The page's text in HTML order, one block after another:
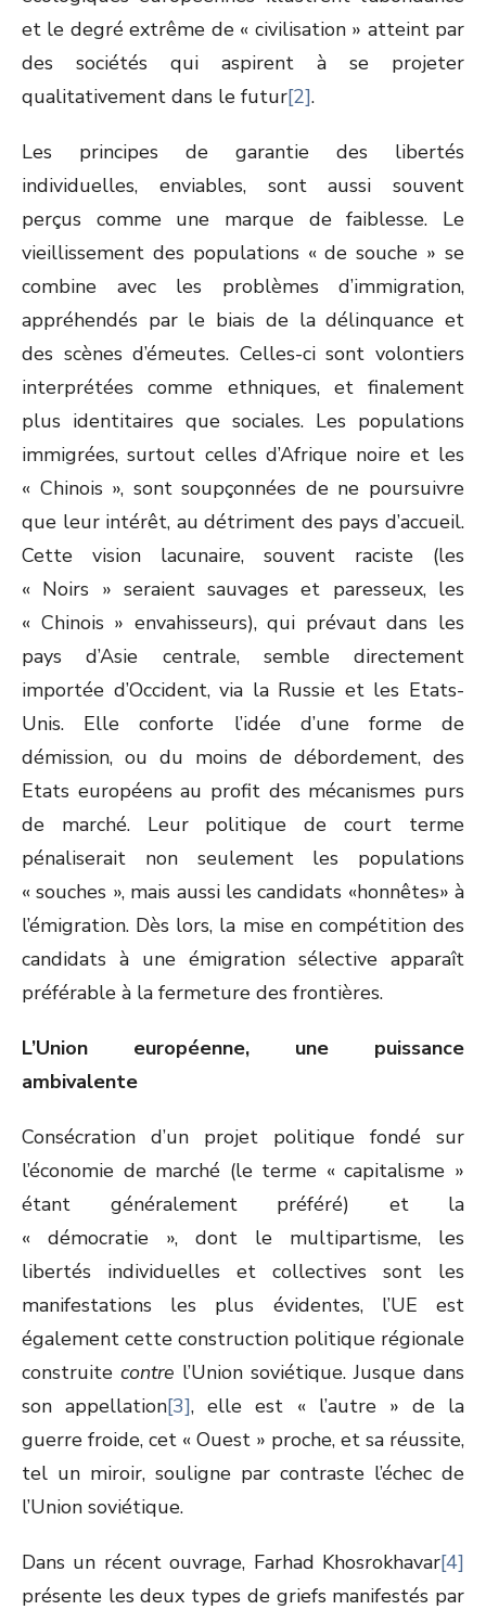
et le degré extrême de « civilisation » atteint par
des sociétés qui aspirent à se projeter
qualitativement dans le futur[2].
Les principes de garantie des libertés
individuelles, enviables, sont aussi souvent
perçus comme une marque de faiblesse. Le
vieillissement des populations « de souche » se
combine avec les problèmes d’immigration,
appréhendés par le biais de la délinquance et
des scènes d’émeutes. Celles-ci sont volontiers
interprétées comme ethniques, et finalement
plus identitaires que sociales. Les populations
immigrées, surtout celles d’Afrique noire et les
« Chinois », sont soupçonnées de ne poursuivre
que leur intérêt, au détriment des pays d’accueil.
Cette vision lacunaire, souvent raciste (les
« Noirs » seraient sauvages et paresseux, les
« Chinois » envahisseurs), qui prévaut dans les
pays d’Asie centrale, semble directement
importée d’Occident, via la Russie et les Etats-
Unis. Elle conforte l’idée d’une forme de
démission, ou du moins de débordement, des
Etats européens au profit des mécanismes purs
de marché. Leur politique de court terme
pénaliserait non seulement les populations
« souches », mais aussi les candidats «honnêtes» à
l’émigration. Dès lors, la mise en compétition des
candidats à une émigration sélective apparaît
préférable à la fermeture des frontières.
L’Union européenne, une puissance
ambivalente
Consécration d’un projet politique fondé sur
l’économie de marché (le terme « capitalisme »
étant généralement préféré) et la
« démocratie », dont le multipartisme, les
libertés individuelles et collectives sont les
manifestations les plus évidentes, l’UE est
également cette construction politique régionale
construite contre l’Union soviétique. Jusque dans
son appellation[3], elle est « l’autre » de la
guerre froide, cet « Ouest » proche, et sa réussite,
tel un miroir, souligne par contraste l’échec de
l’Union soviétique.
Dans un récent ouvrage, Farhad Khosrokhavar[4]
présente les deux types de griefs manifestés par